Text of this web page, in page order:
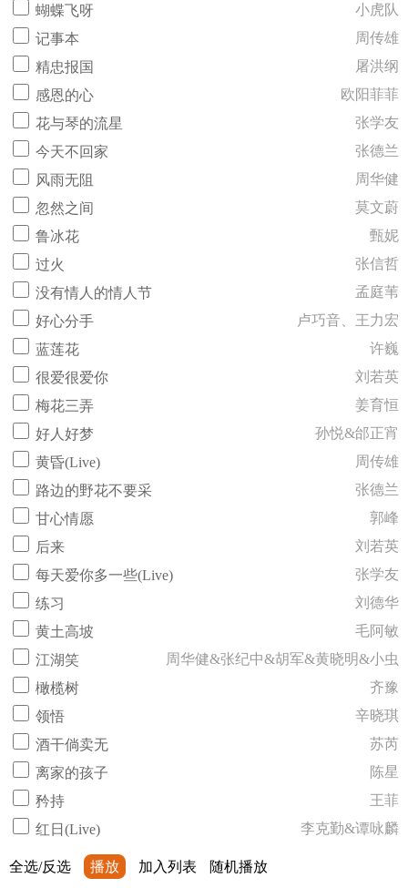
蝴蝶飞呀
小虎队
记事本
周传雄
精忠报国
屠洪纲
感恩的心
欧阳菲菲
花与琴的流星
张学友
今天不回家
张德兰
风雨无阻
周华健
忽然之间
莫文蔚
鲁冰花
甄妮
过火
张信哲
没有情人的情人节
孟庭苇
好心分手
卢巧音、王力宏
蓝莲花
许巍
很爱很爱你
刘若英
梅花三弄
姜育恒
好人好梦
孙悦&邰正宵
黄昏(Live)
周传雄
路边的野花不要采
张德兰
甘心情愿
郭峰
后来
刘若英
每天爱你多一些(Live)
张学友
练习
刘德华
黄土高坡
毛阿敏
江湖笑
周华健&张纪中&胡军&黄晓明&小虫
橄榄树
齐豫
领悟
辛晓琪
酒干倘卖无
苏芮
离家的孩子
陈星
矜持
王菲
红日(Live)
李克勤&谭咏麟
全选/反选 播放 加入列表 随机播放